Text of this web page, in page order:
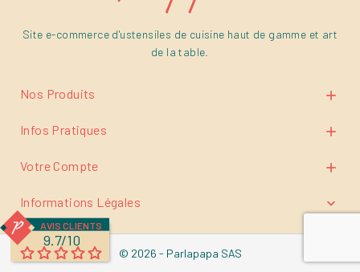
Site e-commerce d'ustensiles de cuisine haut de gamme et art
de la table.
Nos Produits 
Infos Pratiques 
Votre Compte 
Informations Légales 
AVIS CLIENTS
9.7/10
© 2026 - Parlapapa SAS